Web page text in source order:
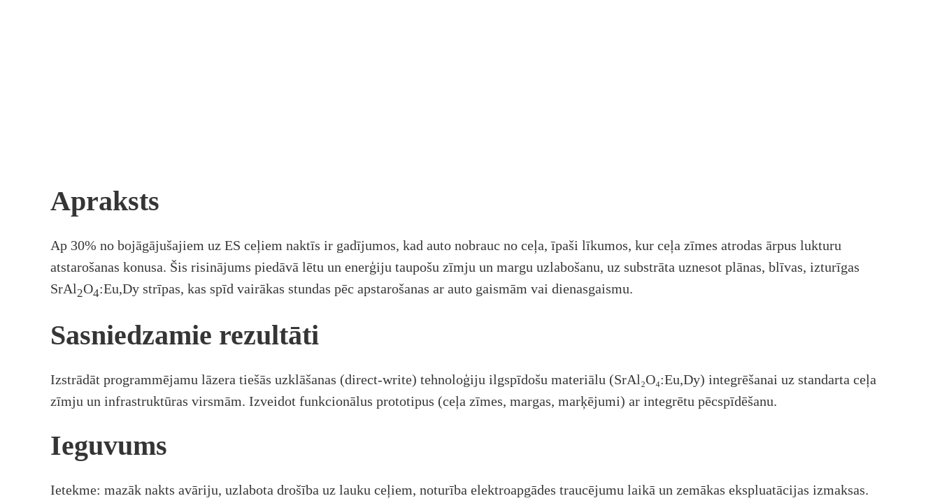
Apraksts
Ap 30% no bojāgājušajiem uz ES ceļiem naktīs ir gadījumos, kad auto nobrauc no ceļa, īpaši līkumos, kur ceļa zīmes atrodas ārpus lukturu
atstarošanas konusa. Šis risinājums piedāvā lētu un enerģiju taupošu zīmju un margu uzlabošanu, uz substrāta uznesot plānas, blīvas, izturīgas
SrAl2O4:Eu,Dy strīpas, kas spīd vairākas stundas pēc apstarošanas ar auto gaismām vai dienasgaismu.
Sasniedzamie rezultāti
Izstrādāt programmējamu lāzera tiešās uzklāšanas (direct-write) tehnoloģiju ilgspīdošu materiālu (SrAl₂O₄:Eu,Dy) integrēšanai uz standarta ceļa
zīmju un infrastruktūras virsmām. Izveidot funkcionālus prototipus (ceļa zīmes, margas, marķējumi) ar integrētu pēcspīdēšanu.
Ieguvums
Ietekme: mazāk nakts avāriju, uzlabota drošība uz lauku ceļiem, noturība elektroapgādes traucējumu laikā un zemākas ekspluatācijas izmaksas.